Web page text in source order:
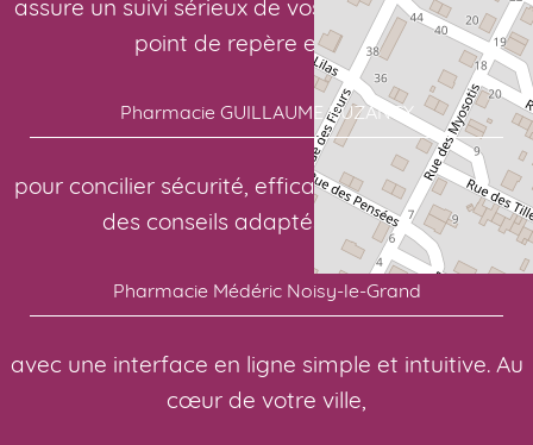
assure un suivi sérieux de vos traitements. Votre
point de repère en santé:
Pharmacie GUILLAUME BUZANCY
pour concilier sécurité, efficacité et confort. Pour
des conseils adaptés à chacun:
Pharmacie Médéric Noisy-le-Grand
avec une interface en ligne simple et intuitive. Au
cœur de votre ville,